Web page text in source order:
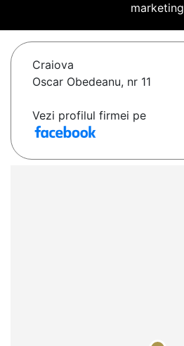
marketing
Craiova
Oscar Obedeanu, nr 11
Vezi profilul firmei pe